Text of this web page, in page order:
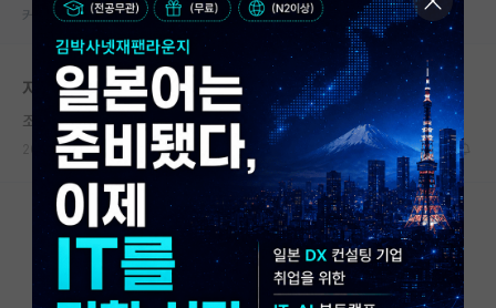
대학원생 모집
국내대학원 정보
연구실&오픈랩
커뮤니티
커뮤니티 홈
전체글보기
커뮤니티 홈 자유 게시판(아무개랩)
저 인생 망했나요?
조급한 아이작 뉴턴
2025.02.19 1 1301